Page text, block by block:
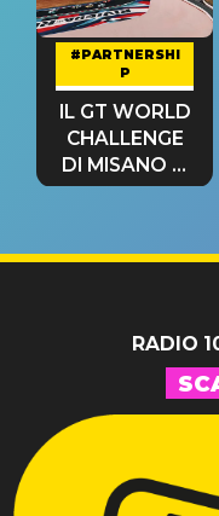
#PARTNERSHI
P
IL GT WORLD
CHALLENGE
DI MISANO si
riconferma
RADIO